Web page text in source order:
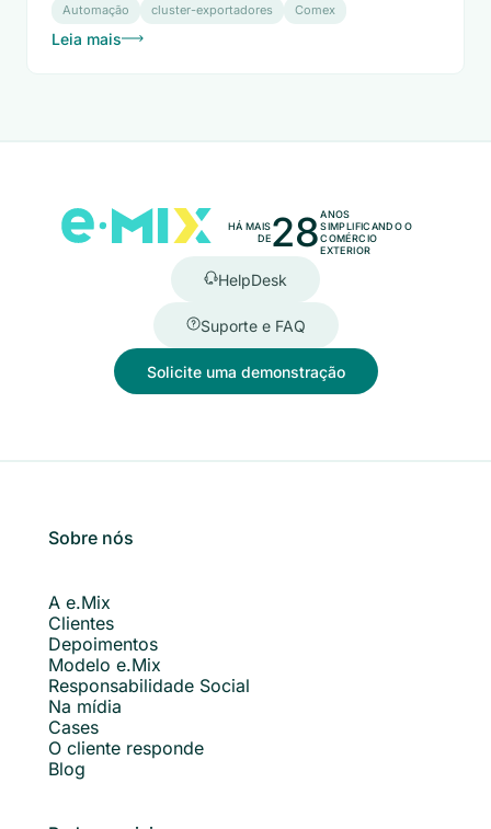
Automação cluster-exportadores Comex
Leia mais
HÁ MAIS
DE28ANOS
SIMPLIFICANDO O
COMÉRCIO
EXTERIOR
HelpDesk
Suporte e FAQ
Solicite uma demonstração
Sobre nós
A e.Mix
Clientes
Depoimentos
Modelo e.Mix
Responsabilidade Social
Na mídia
Cases
O cliente responde
Blog